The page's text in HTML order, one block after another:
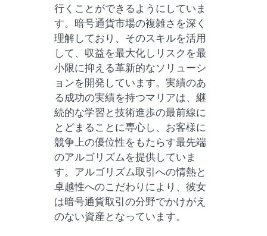
行くことができるようにしていま
す。暗号通貨市場の複雑さを深く
理解しており、そのスキルを活用
して、収益を最大化しリスクを最
小限に抑える革新的なソリューシ
ョンを開発しています。実績のあ
る成功の実績を持つマリアは、継
続的な学習と技術進歩の最前線に
とどまることに専心し、お客様に
競争上の優位性をもたらす最先端
のアルゴリズムを提供していま
す。アルゴリズム取引への情熱と
卓越性へのこだわりにより、彼女
は暗号通貨取引の分野でかけがえ
のない資産となっています。